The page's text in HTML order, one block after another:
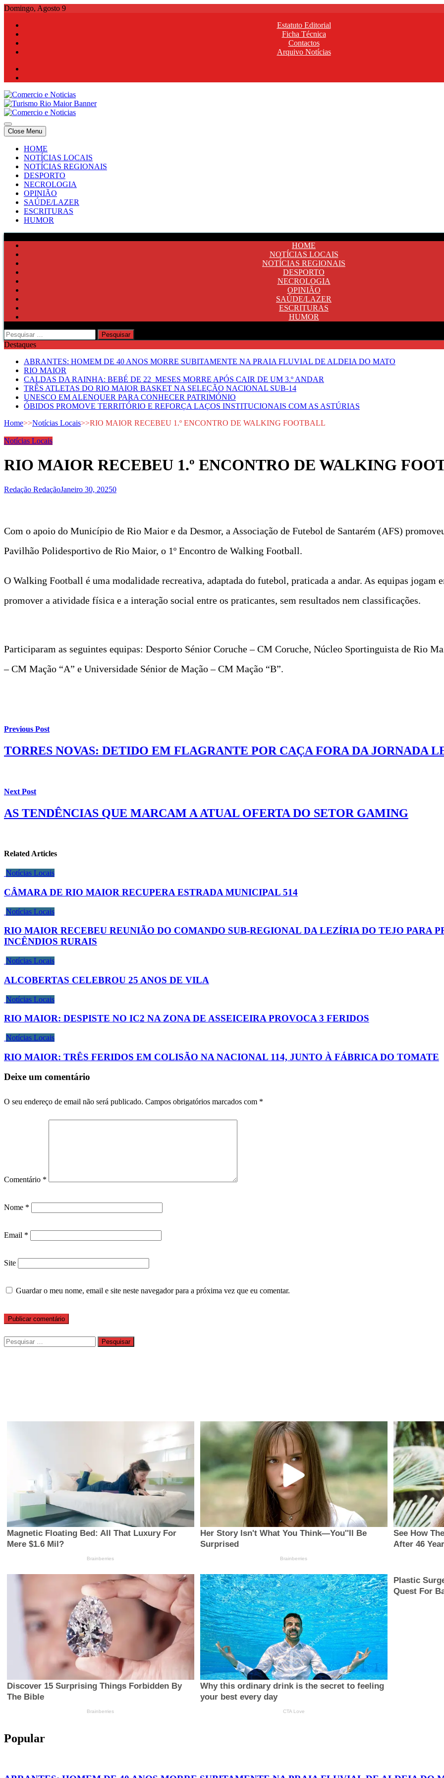
Skip
content
Domingo, Agosto 9
Estatuto Editorial
Ficha Técnica
Contactos
Arquivo Notícias
Comercio e Noticias
Notícias e Publicidade Online
Comercio e Noticias
Notícias e Publicidade Online
Close Menu
HOME
NOTÍCIAS LOCAIS
NOTÍCIAS REGIONAIS
DESPORTO
NECROLOGIA
OPINIÃO
SAÚDE/LAZER
ESCRITURAS
HUMOR
HOME
NOTÍCIAS LOCAIS
NOTÍCIAS REGIONAIS
DESPORTO
NECROLOGIA
OPINIÃO
SAÚDE/LAZER
ESCRITURAS
HUMOR
Pesquisar
por:
Destaques
ABRANTES: HOMEM DE 40 ANOS MORRE SUBITAMENTE NA PRAIA FLUVIAL DE ALDEIA DO MATO
RIO MAIOR
CALDAS DA RAINHA: BEBÉ DE 22 MESES MORRE APÓS CAIR DE UM 3.º ANDAR
TRÊS ATLETAS DO RIO MAIOR BASKET NA SELEÇÃO NACIONAL SUB-14
UNESCO EM ALENQUER PARA CONHECER PATRIMÓNIO
ÓBIDOS PROMOVE TERRITÓRIO E REFORÇA LAÇOS INSTITUCIONAIS COM AS ASTÚRIAS
Home>>Notícias Locais>>RIO MAIOR RECEBEU 1.º ENCONTRO DE WALKING FOOTBALL
Notícias Locais
RIO MAIOR RECEBEU 1.º ENCONTRO DE WALKING
Redação RedaçãoJaneiro 30, 20250
Com o apoio do Município de Rio Maior e da Desmor, a Associação de Futebol de Santarém (AFS)
Pavilhão Polidesportivo de Rio Maior, o 1º Encontro de Walking Football.
O Walking Football é uma modalidade recreativa, adaptada do futebol, praticada a andar. As equipas jogam
promover a atividade física e a interação social entre os praticantes, sem resultados nem classificações.
Participaram as seguintes equipas: Desporto Sénior Coruche – CM Coruche, Núcleo Sportinguista de Rio
– CM Mação “A” e Universidade Sénior de Mação – CM Mação “B”.
Previous Post
TORRES NOVAS: DETIDO EM FLAGRANTE POR CAÇA FORA DA JORNADA
Next Post
AS TENDÊNCIAS QUE MARCAM A ATUAL OFERTA DO SETOR GAMING
Related Articles
Notícias Locais
CÂMARA DE RIO MAIOR RECUPERA ESTRADA MUNICIPAL 514
Notícias Locais
RIO MAIOR RECEBEU REUNIÃO DO COMANDO SUB-REGIONAL DA LEZÍRIA DO TEJO PARA
INCÊNDIOS RURAIS
Notícias Locais
ALCOBERTAS CELEBROU 25 ANOS DE VILA
Notícias Locais
RIO MAIOR: DESPISTE NO IC2 NA ZONA DE ASSEICEIRA PROVOCA 3 FERIDOS
Notícias Locais
RIO MAIOR: TRÊS FERIDOS EM COLISÃO NA NACIONAL 114, JUNTO À FÁBRICA DO TOMATE
Deixe um comentário
O seu endereço de email não será publicado. Campos obrigatórios marcados com *
Comentário *
Nome *
Email *
Site
Guardar o meu nome, email e site neste navegador para a próxima vez que eu comentar.
Pesquisar
por:
Popular